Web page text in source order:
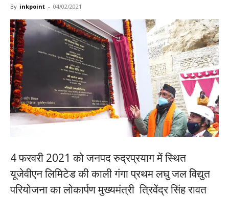
By inkpoint - 04/02/2021
4 फरवरी 2021 को जनपद रुद्रप्रयाग में स्थित
यूजेवीएन लिमिटेड की काली गंगा प्रथम लघु जल विद्युत
परियोजना का लोकार्पण मुख्यमंत्री त्रिवेंद्र सिंह रावत